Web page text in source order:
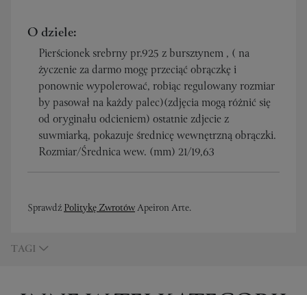
O dziele:
Pierścionek srebrny pr.925 z bursztynem , ( na
życzenie za darmo mogę przeciąć obrączkę i
ponownie wypolerować, robiąc regulowany rozmiar
by pasował na każdy palec)(zdjęcia mogą różnić się
od oryginału odcieniem) ostatnie zdjecie z
suwmiarką, pokazuje średnicę wewnętrzną obrączki.
Rozmiar/Średnica wew. (mm) 21/19,63
SprawdźPolitykę ZwrotówApeiron Arte.
TAGI